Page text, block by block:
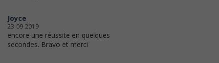
Joyce
23-09-2019
encore une réussite en quelques
secondes. Bravo et merci